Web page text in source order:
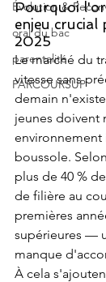
Évolution &
oral du bac
parentalité
PARCOURSUP
Pourquoi
enjeu crucial
2025
Le marché du
vitesse sans
demain
jeunes doivent
environnement
boussole.
plus de 40 %
de filière au
premières
supérieures —
manque
À cela